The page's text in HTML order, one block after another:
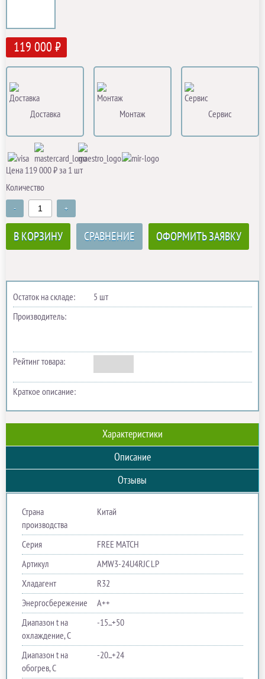
119 000 ₽
Доставка Монтаж Сервис
Цена 119 000 ₽ за 1 шт
Количество
- +
В КОРЗИНУ СРАВНЕНИЕ ОФОРМИТЬ ЗАЯВКУ
Остаток на складе:
5 шт
Производитель:
Рейтинг товара:
Краткое описание:
Характеристики
Описание
Отзывы
Страна
производства
Китай
Серия
FREE MATCH
Артикул
AMW3-24U4RJC LP
Хладагент
R32
Энергосбережение
A++
Диапазон t на
охлаждение, С
-15...+50
Диапазон t на
обогрев, С
-20...+24